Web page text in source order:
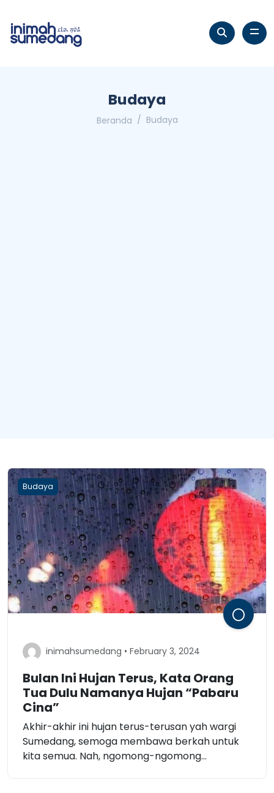
Budaya
Beranda Budaya
Budaya
inimahsumedang • February 3, 2024
Bulan Ini Hujan Terus, Kata Orang
Tua Dulu Namanya Hujan “Pabaru
Cina”
Akhir-akhir ini hujan terus-terusan yah wargi
Sumedang, semoga membawa berkah untuk
kita semua. Nah, ngomong-ngomong...